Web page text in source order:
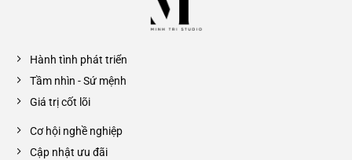
Hành tình phát triển
Tầm nhìn - Sứ mệnh
Giá trị cốt lõi
Cơ hội nghề nghiệp
Cập nhật ưu đãi